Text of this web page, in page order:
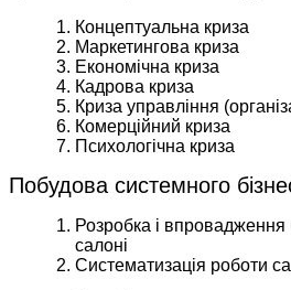
Концептуальна криза
Маркетингова криза
Економічна криза
Кадрова криза
Криза управління
Комерційний криза
Психологічна криза
Побудова системного
Розробка і впровадження
салоні
Систематизація роботи